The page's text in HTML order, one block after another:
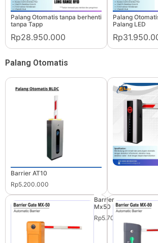
Palang Otomatis tanpa berhenti
tanpa Tapp
Rp28.950.000
Palang
Palang LED
Palang Otomatis
Barrier AT10
Rp5.200.000
Barrier
Mx50
Rp5.700.000